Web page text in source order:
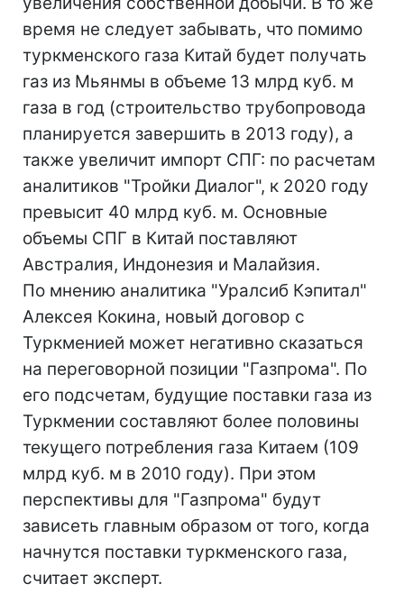
время не следует забывать, что помимо
туркменского газа Китай будет получать
газ из Мьянмы в объеме 13 млрд куб. м
газа в год (строительство трубопровода
планируется завершить в 2013 году), а
также увеличит импорт СПГ: по расчетам
аналитиков "Тройки Диалог", к 2020 году
превысит 40 млрд куб. м. Основные
объемы СПГ в Китай поставляют
Австралия, Индонезия и Малайзия.
По мнению аналитика "Уралсиб Кэпитал"
Алексея Кокина, новый договор с
Туркменией может негативно сказаться
на переговорной позиции "Газпрома". По
его подсчетам, будущие поставки газа из
Туркмении составляют более половины
текущего потребления газа Китаем (109
млрд куб. м в 2010 году). При этом
перспективы для "Газпрома" будут
зависеть главным образом от того, когда
начнутся поставки туркменского газа,
считает эксперт.